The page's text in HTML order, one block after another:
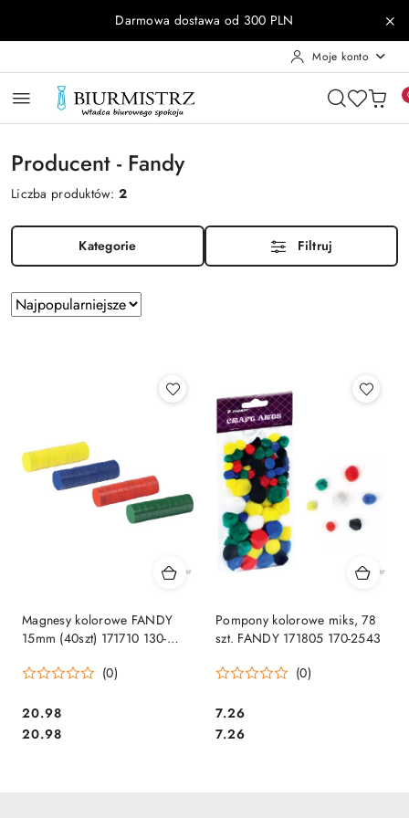
Przejdź do treści głównej
Przejdź do wyszukiwarki
Przejdź do moje konto
Przejdź do menu głównego
Przejdź do stopkiDarmowa dostawa od 300 PLN
Moje konto
Producent - Fandy
Liczba produktów:2
Kategorie Filtruj
Zastosowano
sortowanie:
Sortuj
według
Magnesy kolorowe FANDY
15mm (40szt) 171710 130-
(0)
Cena:
20.98
Cena:
20.98
Pompony kolorowe miks, 78
szt. FANDY 171805 170-2543
(0)
Cena:
7.26
Cena:
7.26